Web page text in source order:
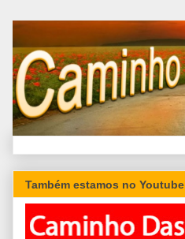
Também estamos no Youtube